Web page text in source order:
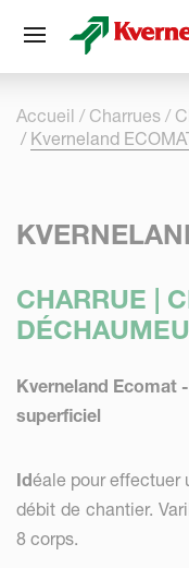
Accueil Charrues
Kverneland
CHARRUE |
Kverneland Ecomat
superficiel
Idéale pour effectuer
débit de chantier.
8 corps.
Panneau de gestion des